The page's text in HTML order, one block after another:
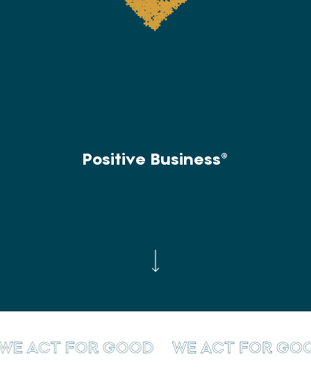
Positive Business®
ACT FOR GOOD WE ACT FOR